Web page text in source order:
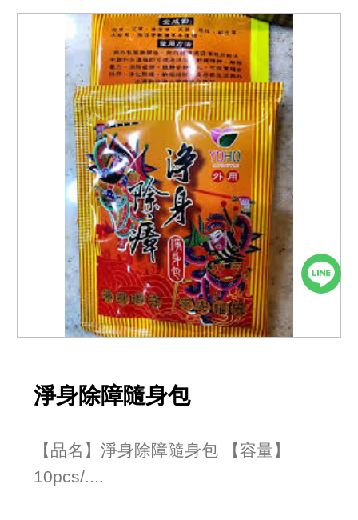
淨身除障隨身包
【品名】淨身除障隨身包 【容量】
10pcs/....